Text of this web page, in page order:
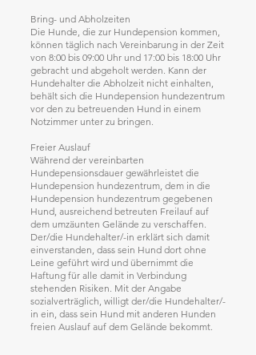
Bring- und Abholzeiten
Die Hunde, die zur Hundepension kommen,
können täglich nach Vereinbarung in der Zeit
von 8:00 bis 09:00 Uhr und 17:00 bis 18:00 Uhr
gebracht und abgeholt werden. Kann der
Hundehalter die Abholzeit nicht einhalten,
behält sich die Hundepension hundezentrum
vor den zu betreuenden Hund in einem
Notzimmer unter zu bringen.
Freier Auslauf
Während der vereinbarten
Hundepensionsdauer gewährleistet die
Hundepension hundezentrum, dem in die
Hundepension hundezentrum gegebenen
Hund, ausreichend betreuten Freilauf auf
dem umzäunten Gelände zu verschaffen.
Der/die Hundehalter/-in erklärt sich damit
einverstanden, dass sein Hund dort ohne
Leine geführt wird und übernimmt die
Haftung für alle damit in Verbindung
stehenden Risiken. Mit der Angabe
sozialverträglich, willigt der/die Hundehalter/-
in ein, dass sein Hund mit anderen Hunden
freien Auslauf auf dem Gelände bekommt.